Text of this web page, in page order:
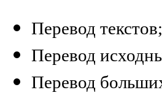
Перевод текстов;
Перевод
Перевод